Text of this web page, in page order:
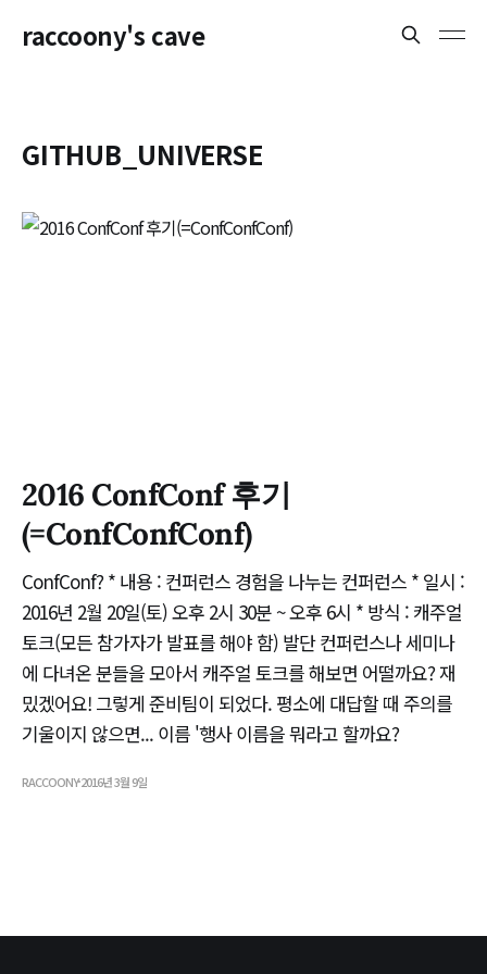
raccoony's cave
GITHUB_UNIVERSE
2016 ConfConf 후기
(=ConfConfConf)
ConfConf? * 내용 : 컨퍼런스 경험을 나누는 컨퍼런스 * 일시 :
2016년 2월 20일(토) 오후 2시 30분 ~ 오후 6시 * 방식 : 캐주얼
토크(모든 참가자가 발표를 해야 함) 발단 컨퍼런스나 세미나
에 다녀온 분들을 모아서 캐주얼 토크를 해보면 어떨까요? 재
밌겠어요! 그렇게 준비팀이 되었다. 평소에 대답할 때 주의를
기울이지 않으면... 이름 '행사 이름을 뭐라고 할까요?
RACCOONY2016년 3월 9일